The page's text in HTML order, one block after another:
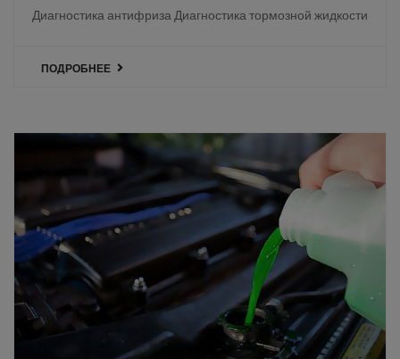
Диагностика антифриза Диагностика тормозной жидкости
ПОДРОБНЕЕ